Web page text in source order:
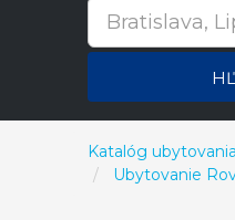
Katalóg ubytovania
Ubytovanie